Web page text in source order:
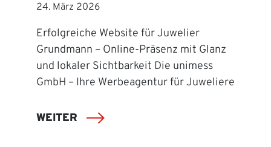
24. März 2026
Erfolgreiche Website für Juwelier
Grundmann – Online-Präsenz mit Glanz
und lokaler Sichtbarkeit Die unimess
GmbH – Ihre Werbeagentur für Juweliere
WEITER